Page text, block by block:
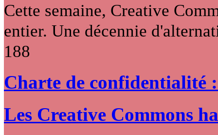
Cette semaine, Creative
entier. Une décennie
188
Charte de confidentialité
Les Creative Commons